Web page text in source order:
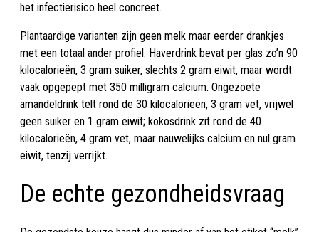
het infectierisico heel concreet.
Plantaardige varianten zijn geen melk maar eerder drankjes
met een totaal ander profiel. Haverdrink bevat per glas zo’n 90
kilocalorieën, 3 gram suiker, slechts 2 gram eiwit, maar wordt
vaak opgepept met 350 milligram calcium. Ongezoete
amandeldrink telt rond de 30 kilocalorieën, 3 gram vet, vrijwel
geen suiker en 1 gram eiwit; kokosdrink zit rond de 40
kilocalorieën, 4 gram vet, maar nauwelijks calcium en nul gram
eiwit, tenzij verrijkt.
De echte gezondheidsvraag